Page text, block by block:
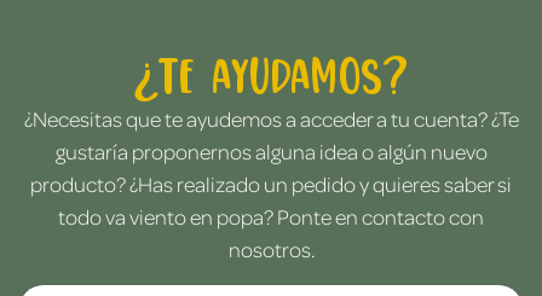
¿Te ayudamos?
¿Necesitas que te ayudemos a acceder a tu cuenta? ¿Te
gustaría proponernos alguna idea o algún nuevo
producto? ¿Has realizado un pedido y quieres saber si
todo va viento en popa? Ponte en contacto con
nosotros.